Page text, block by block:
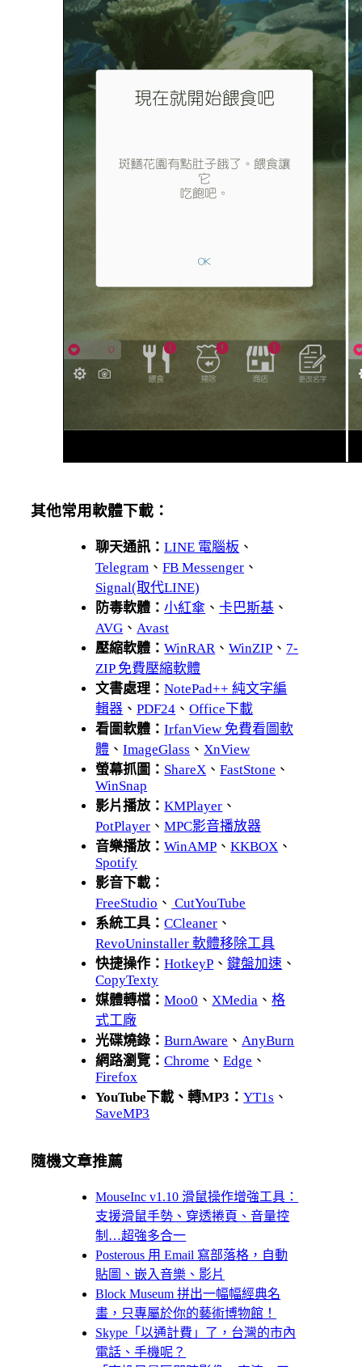
其他常用軟體下載：
聊天通訊：LINE 電腦板 、
Telegram 、FB Messenger 、
Signal(取代LINE)
防毒軟體：小紅傘 、卡巴斯基 、
AVG 、 Avast
壓縮軟體：WinRAR 、WinZIP 、 7-
ZIP 免費壓縮軟體
文書處理：NotePad++ 純文字編
輯器 、PDF24 、Office下載
看圖軟體：IrfanView 免費看圖軟
體 、ImageGlass 、 XnView
螢幕抓圖： ShareX 、FastStone 、
WinSnap
影片播放：KMPlayer 、
PotPlayer 、MPC影音播放器
音樂播放：WinAMP 、KKBOX 、
Spotify
影音下載：
FreeStudio 、 CutYouTube
系統工具：CCleaner 、
RevoUninstaller 軟體移除工具
快捷操作：HotkeyP 、鍵盤加速 、
CopyTexty
媒體轉檔：Moo0 、 XMedia 、格
式工廠
光碟燒錄：BurnAware 、 AnyBurn
網路瀏覽：Chrome 、Edge 、
Firefox
YouTube下載、轉MP3：YT1s 、
SaveMP3
隨機文章推薦
MouseInc v1.10 滑鼠操作增強工具：
支援滑鼠手勢、穿透捲頁、音量控
制…超強多合一
Posterous 用 Email 寫部落格，自動
貼圖、嵌入音樂、影片
Block Museum 拼出一幅幅經典名
畫，只專屬於你的藝術博物館！
Skype「以通計費」了，台灣的市內
電話、手機呢？